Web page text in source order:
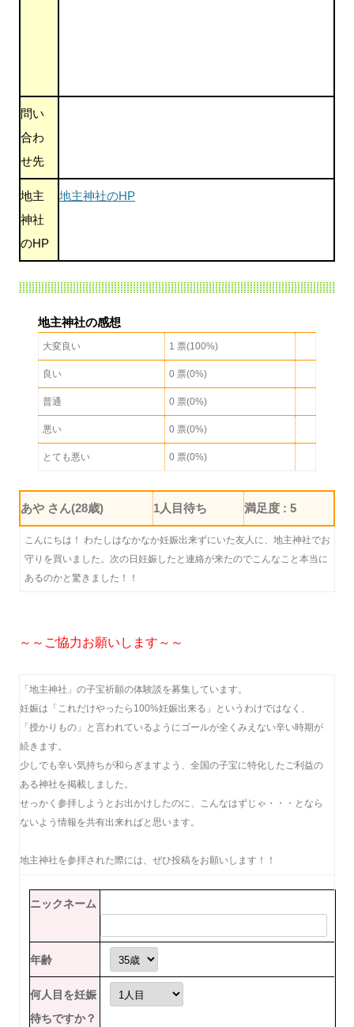
問い
合わ
せ先
地主
神社
のHP
地主神社のHP
地主神社の感想
大変良い 1 票(100%)
良い 0 票(0%)
普通 0 票(0%)
悪い 0 票(0%)
とても悪い 0 票(0%)
あや さん(28歳) 1人目待ち 満足度 : 5
こんにちは！ わたしはなかなか妊娠出来ずにいた友人に、地主神社でお
守りを買いました。次の日妊娠したと連絡が来たのでこんなこと本当に
あるのかと驚きました！！
～～ご協力お願いします～～
「地主神社」の子宝祈願の体験談を募集しています。
妊娠は「これだけやったら100%妊娠出来る」というわけではなく、
「授かりもの」と言われているようにゴールが全くみえない辛い時期が
続きます。
少しでも辛い気持ちが和らぎますよう、全国の子宝に特化したご利益の
ある神社を掲載しました。
せっかく参拝しようとお出かけしたのに、こんなはずじゃ・・・となら
ないよう情報を共有出来ればと思います。
地主神社を参拝された際には、ぜひ投稿をお願いします！！
ニックネーム
年齢
何人目を妊娠
待ちですか？